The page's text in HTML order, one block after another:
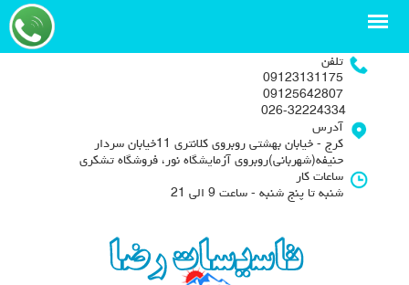
تلفن
09123131175
09125642807
آدرس
کرج - خیابان بهشتی روبروی کلانتری 11خیابان سردار
حنیفه(شهربانی)روبروی آزمایشگاه نور، فروشگاه تشکری
ساعات کار
شنبه تا پنج شنبه - ساعت 9 الی 21